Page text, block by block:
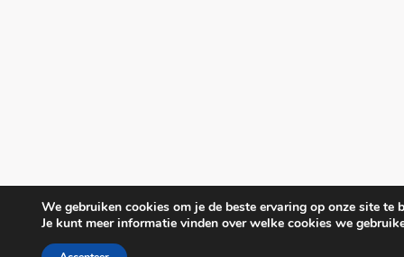
We gebruiken cookies om je de beste ervaring op onze site te
Je kunt meer informatie vinden over welke cookies we